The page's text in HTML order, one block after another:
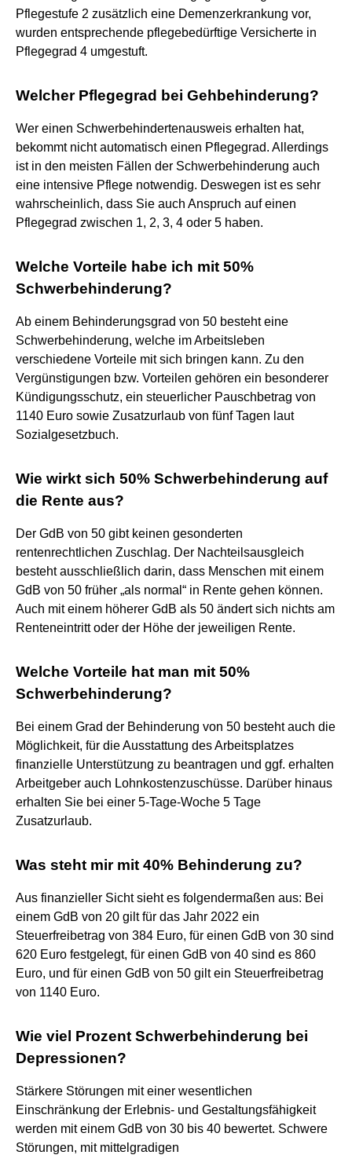
Pflegestufe 2 zusätzlich eine Demenzerkrankung vor,
wurden entsprechende pflegebedürftige Versicherte in
Pflegegrad 4 umgestuft.
Welcher Pflegegrad bei Gehbehinderung?
Wer einen Schwerbehindertenausweis erhalten hat,
bekommt nicht automatisch einen Pflegegrad. Allerdings
ist in den meisten Fällen der Schwerbehinderung auch
eine intensive Pflege notwendig. Deswegen ist es sehr
wahrscheinlich, dass Sie auch Anspruch auf einen
Pflegegrad zwischen 1, 2, 3, 4 oder 5 haben.
Welche Vorteile habe ich mit 50%
Schwerbehinderung?
Ab einem Behinderungsgrad von 50 besteht eine
Schwerbehinderung, welche im Arbeitsleben
verschiedene Vorteile mit sich bringen kann. Zu den
Vergünstigungen bzw. Vorteilen gehören ein besonderer
Kündigungsschutz, ein steuerlicher Pauschbetrag von
1140 Euro sowie Zusatzurlaub von fünf Tagen laut
Sozialgesetzbuch.
Wie wirkt sich 50% Schwerbehinderung auf
die Rente aus?
Der GdB von 50 gibt keinen gesonderten
rentenrechtlichen Zuschlag. Der Nachteilsausgleich
besteht ausschließlich darin, dass Menschen mit einem
GdB von 50 früher „als normal“ in Rente gehen können.
Auch mit einem höherer GdB als 50 ändert sich nichts am
Renteneintritt oder der Höhe der jeweiligen Rente.
Welche Vorteile hat man mit 50%
Schwerbehinderung?
Bei einem Grad der Behinderung von 50 besteht auch die
Möglichkeit, für die Ausstattung des Arbeitsplatzes
finanzielle Unterstützung zu beantragen und ggf. erhalten
Arbeitgeber auch Lohnkostenzuschüsse. Darüber hinaus
erhalten Sie bei einer 5-Tage-Woche 5 Tage
Zusatzurlaub.
Was steht mir mit 40% Behinderung zu?
Aus finanzieller Sicht sieht es folgendermaßen aus: Bei
einem GdB von 20 gilt für das Jahr 2022 ein
Steuerfreibetrag von 384 Euro, für einen GdB von 30 sind
620 Euro festgelegt, für einen GdB von 40 sind es 860
Euro, und für einen GdB von 50 gilt ein Steuerfreibetrag
von 1140 Euro.
Wie viel Prozent Schwerbehinderung bei
Depressionen?
Stärkere Störungen mit einer wesentlichen
Einschränkung der Erlebnis- und Gestaltungsfähigkeit
werden mit einem GdB von 30 bis 40 bewertet. Schwere
Störungen, mit mittelgradigen